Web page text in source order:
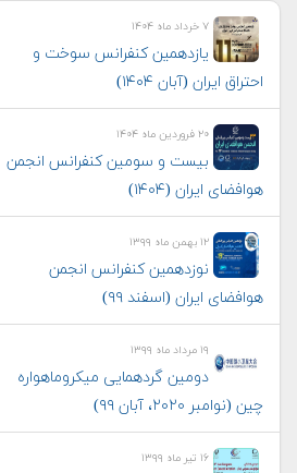
۷ خرداد ماه ۱۴۰۴
یازدهمین کنفرانس سوخت و
احتراق ایران (آبان‌ ۱۴۰۴)
۲۰ فروردین ماه ۱۴۰۴
بیست و سومین کنفرانس انجمن
هوافضای ايران (۱۴۰۴)
۱۲ بهمن ماه ۱۳۹۹
نوزدهمین کنفرانس انجمن
هوافضای ایران (اسفند ۹۹)
۱۹ مرداد ماه ۱۳۹۹
دومین گردهمایی میکروماهواره
چین (نوامبر ۲۰۲۰، آبان ۹۹)
۱۶ تیر ماه ۱۳۹۹